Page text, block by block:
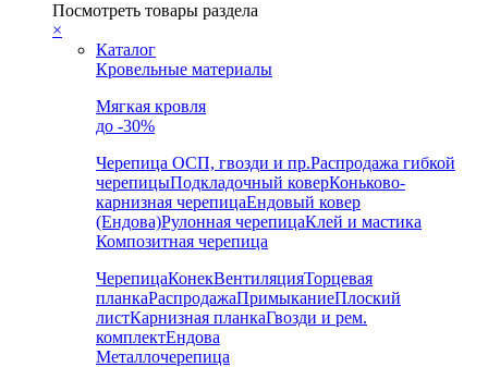
Посмотреть товары раздела
×
Каталог
Кровельные материалы
Мягкая кровля
до -30%
Черепица ОСП, гвозди и пр.Распродажа гибкой
черепицыПодкладочный коверКоньково-
карнизная черепицаЕндовый ковер
(Ендова)Рулонная черепицаКлей и мастика
Композитная черепица
ЧерепицаКонекВентиляцияТорцевая
планкаРаспродажаПримыканиеПлоский
листКарнизная планкаГвозди и рем.
комплектЕндова
Металлочерепица